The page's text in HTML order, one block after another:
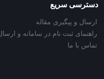
دسترسی سریع
ارسال و پیگیری مقاله
راهنمای ثبت نام در سامانه و
تماس با ما